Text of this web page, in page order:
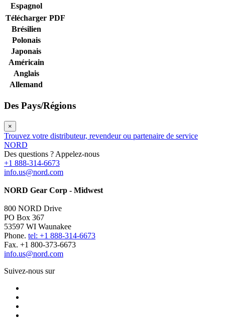
Espagnol
Télécharger PDF
Brésilien
Polonais
Japonais
Américain
Anglais
Allemand
Des Pays/Régions
×
Trouvez votre distributeur, revendeur ou partenaire de service
NORD
Des questions ? Appelez-nous
+1 888-314-6673
info.us@nord.com
NORD Gear Corp - Midwest
800 NORD Drive
PO Box 367
53597 WI Waunakee
Phone. tel: +1 888-314-6673
Fax. +1 800-373-6673
info.us@nord.com
Suivez-nous sur